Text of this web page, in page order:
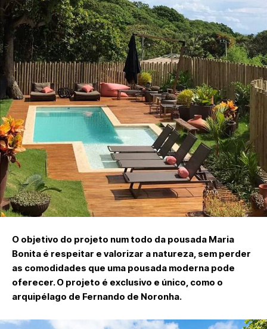
O objetivo do projeto num todo da pousada Maria
Bonita é respeitar e valorizar a natureza, sem perder
as comodidades que uma pousada moderna pode
oferecer. O projeto é exclusivo e único, como o
arquipélago de Fernando de Noronha.